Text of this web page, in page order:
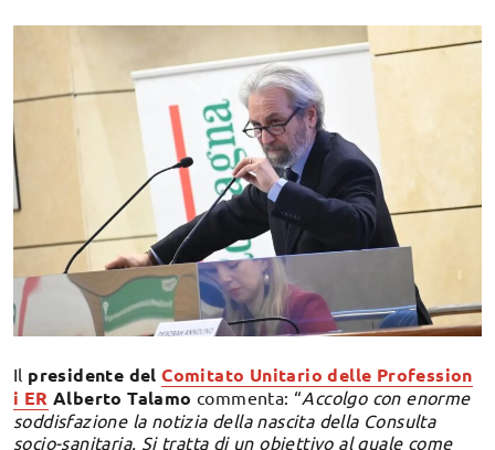
Il presidente delComitato Unitario delle Profession
i ER Alberto Talamo commenta: “Accolgo con enorme
soddisfazione la notizia della nascita della Consulta
socio-sanitaria. Si tratta di un obiettivo al quale come